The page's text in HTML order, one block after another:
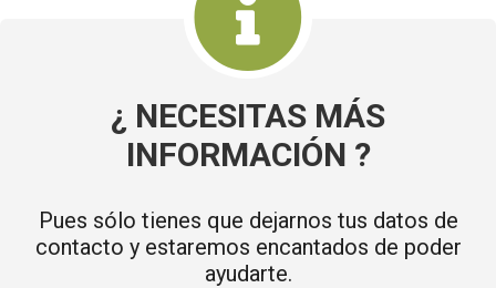
¿ NECESITAS MÁS
INFORMACIÓN ?
Pues sólo tienes que dejarnos tus datos de
contacto y estaremos encantados de poder
ayudarte.